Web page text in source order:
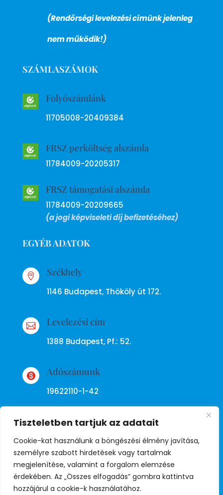
Tiszteletben tartjuk az adatait
Cookie-kat használunk a böngészési élmény javítása,
személyre szabott hirdetések vagy tartalmak
megjelenítése, valamint a forgalom elemzése
érdekében. Az „Összes elfogadás” gombra kattintva
hozzájárul a cookie-k használatához.
(Rendőrségi levelezési címünk jelenleg
nem működik!)
SZÁMLASZÁMOK
Folyószámlánk
11705008-20409384
FRSZ perköltség alszámla
11784009-20205317
FRSZ támogatási alszámla
11784009-20209665
(a jogi képviseleti díj befizetéséhez)
EGYÉB ADATOK
 Székhely
1146 Budapest, Thököly út 172.
 Levelezési cím
1388 Budapest, Pf.: 52.
 Adószámunk
19622110-1-42
Adatkezelési tájékoztató